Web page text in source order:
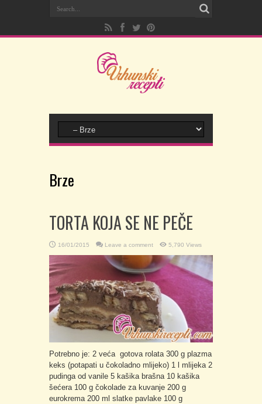
Brze
TORTA KOJA SE NE PEČE
16/01/2015 Leave a comment 5,790 Views
Potrebno je: 2 veća gotova rolata 300 g plazma
keks (potapati u čokoladno mlijeko) 1 l mlijeka 2
pudinga od vanile 5 kašika brašna 10 kašika
šećera 100 g čokolade za kuvanje 200 g
eurokrema 200 ml slatke pavlake 100 g